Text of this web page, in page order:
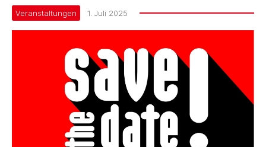
Veranstaltungen 1. Juli 2025